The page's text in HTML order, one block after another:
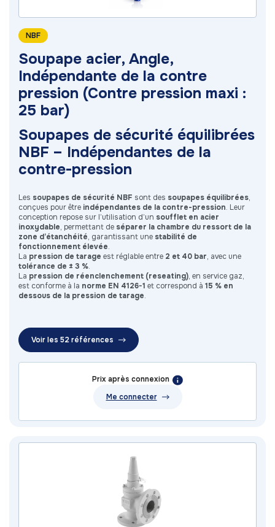
NBF
Soupape acier, Angle,
Indépendante de la contre
pression (Contre pression maxi :
25 bar)
Soupapes de sécurité équilibrées
NBF – Indépendantes de la
contre-pression
Les soupapes de sécurité NBF sont des soupapes équilibrées,
conçues pour être indépendantes de la contre-pression. Leur
conception repose sur l’utilisation d’un soufflet en acier
inoxydable, permettant de séparer la chambre du ressort de la
zone d’étanchéité, garantissant une stabilité de
fonctionnement élevée.
La pression de tarage est réglable entre 2 et 40 bar, avec une
tolérance de ± 3 %.
La pression de réenclenchement (reseating), en service gaz,
est conforme à la norme EN 4126-1 et correspond à 15 % en
dessous de la pression de tarage.
Voir les 52 références
Prix après connexion
Me connecter